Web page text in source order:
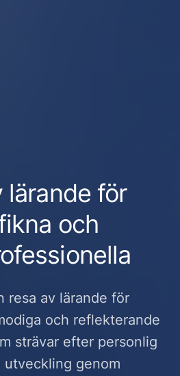
lärande för
och
resa av lärande för
och reflekterande
strävar efter personlig
genom